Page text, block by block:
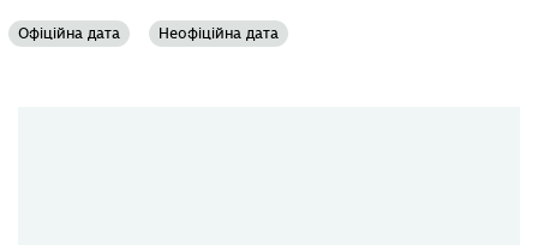
Офіційна дата Неофіційна дата